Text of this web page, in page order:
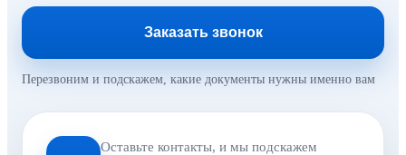
Заказать звонок
Перезвоним и подскажем, какие документы нужны именно вам
Оставьте контакты, и мы подскажем